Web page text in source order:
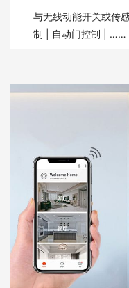
与无线动能开关或传
制 | 自动门控制 | ……